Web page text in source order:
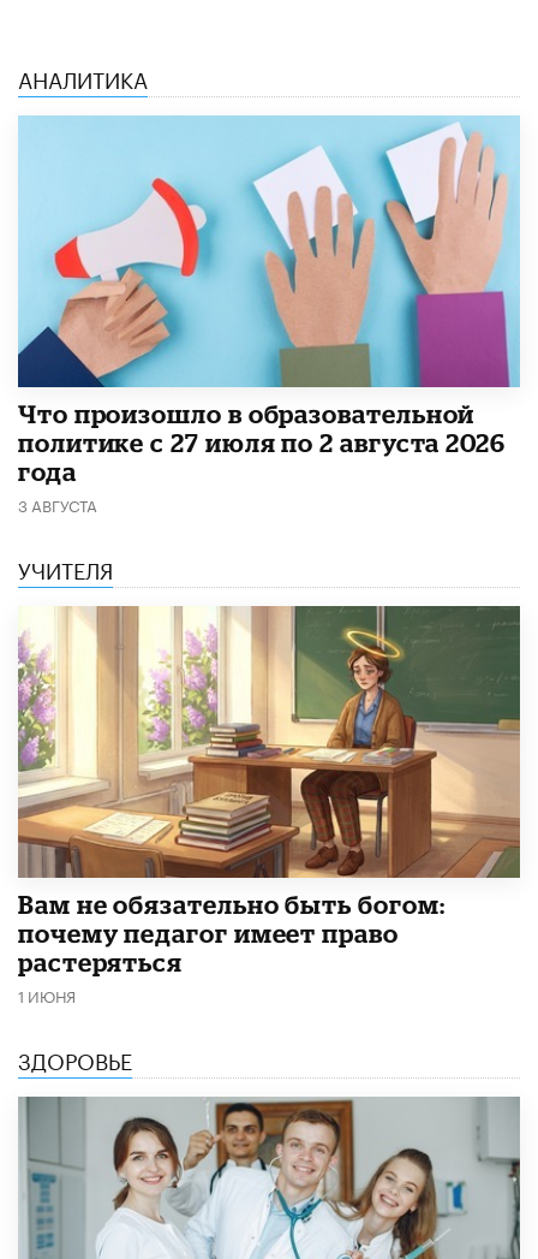
АНАЛИТИКА
​Что произошло в образовательной
политике с 27 июля по 2 августа 2026
года
3 АВГУСТА
УЧИТЕЛЯ
​Вам не обязательно быть богом:
почему педагог имеет право
растеряться
1 ИЮНЯ
ЗДОРОВЬЕ